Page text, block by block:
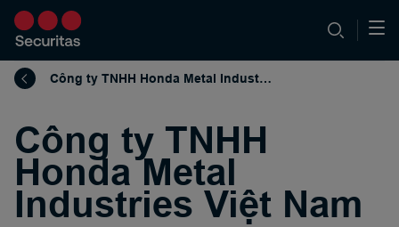
Công ty TNHH Honda Metal Industries Việt Nam
Công ty TNHH
Honda Metal
Industries Việt Nam